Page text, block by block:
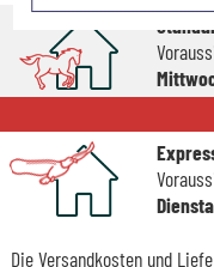
Die Versandkosten und